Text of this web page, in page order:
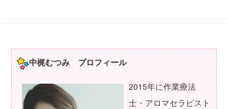
中梶むつみ プロフィール
2015年に作業療法
士・アロマセラピスト